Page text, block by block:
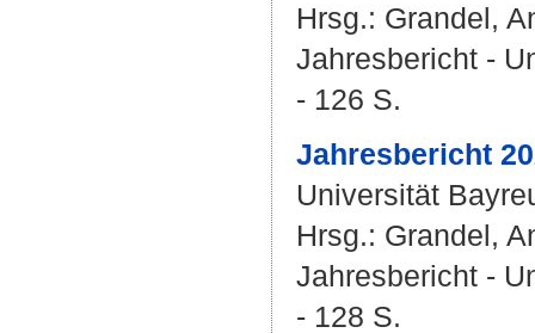
Hrsg.: Grandel,
Jahresbericht -
- 126 S.
Jahresbericht
Universität
Hrsg.: Grandel,
Jahresbericht -
- 128 S.